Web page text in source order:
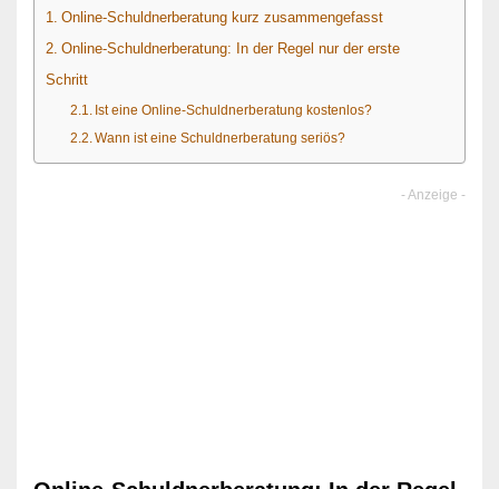
Online-Schuldnerberatung kurz zusammengefasst
Online-Schuldnerberatung: In der Regel nur der erste
Schritt
Ist eine Online-Schuldnerberatung kostenlos?
Wann ist eine Schuldnerberatung seriös?